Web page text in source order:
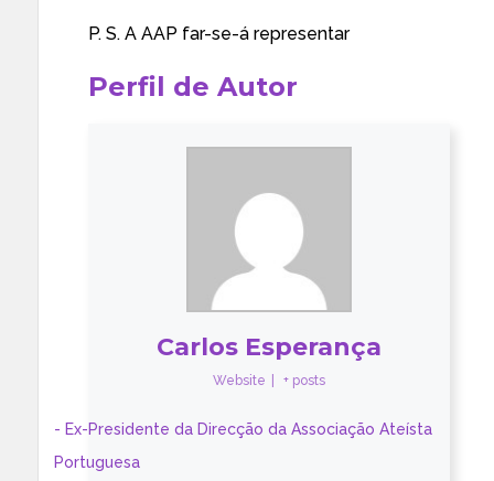
P. S. A AAP far-se-á representar
Perfil de Autor
Carlos Esperança
Website + posts
- Ex-Presidente da Direcção da Associação Ateísta
Portuguesa